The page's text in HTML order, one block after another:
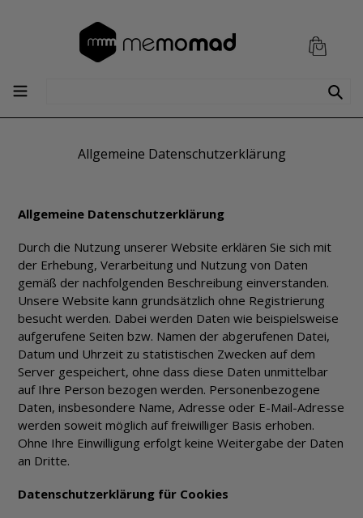
Allgemeine Datenschutzerklärung
Allgemeine Datenschutzerklärung
Durch die Nutzung unserer Website erklären Sie sich mit
der Erhebung, Verarbeitung und Nutzung von Daten
gemäß der nachfolgenden Beschreibung einverstanden.
Unsere Website kann grundsätzlich ohne Registrierung
besucht werden. Dabei werden Daten wie beispielsweise
aufgerufene Seiten bzw. Namen der abgerufenen Datei,
Datum und Uhrzeit zu statistischen Zwecken auf dem
Server gespeichert, ohne dass diese Daten unmittelbar
auf Ihre Person bezogen werden. Personenbezogene
Daten, insbesondere Name, Adresse oder E-Mail-Adresse
werden soweit möglich auf freiwilliger Basis erhoben.
Ohne Ihre Einwilligung erfolgt keine Weitergabe der Daten
an Dritte.
Datenschutzerklärung für Cookies